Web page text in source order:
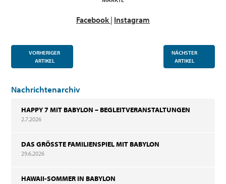
Facebook | Instagram
NÄCHSTER
ARTIKEL
VORHERIGER
ARTIKEL
Nachrichtenarchiv
HAPPY 7 MIT BABYLON – BEGLEITVERANSTALTUNGEN
2.7.2026
DAS GRÖSSTE FAMILIENSPIEL MIT BABYLON
29.6.2026
HAWAII-SOMMER IN BABYLON